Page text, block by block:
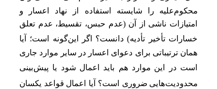
محکوم‌علیه را شایسته استفاده از نهاد اعسار و
امتیازات ناشی از آن (عدم حبس، تقسیط، عدم تعلق
خسارات تأخیر تأدیه) دانست؟ اگر اینگونه است؛ آیا
همان ترتیباتی برای دعوای اعسار در سایر موارد جاری
است در این موارد هم باید اعمال شود یا پیشبینی
محدودیتهایی ضروری است؟ آیا اعمال قواعد یکسان